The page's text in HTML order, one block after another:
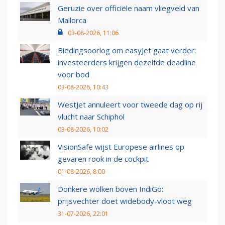
Geruzie over officiële naam vliegveld van
Mallorca
03-08-2026, 11:06
Biedingsoorlog om easyJet gaat verder:
investeerders krijgen dezelfde deadline
voor bod
03-08-2026, 10:43
WestJet annuleert voor tweede dag op rij
vlucht naar Schiphol
03-08-2026, 10:02
VisionSafe wijst Europese airlines op
gevaren rook in de cockpit
01-08-2026, 8:00
Donkere wolken boven IndiGo:
prijsvechter doet widebody-vloot weg
31-07-2026, 22:01